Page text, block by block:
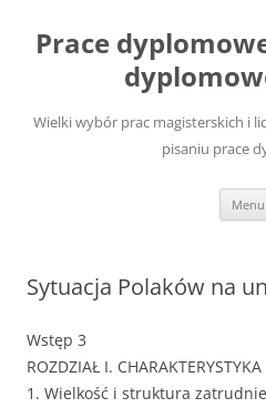
treści
Prace
Wielki wybór prac magisterskich i
pisaniu prace
Menu
Sytuacja Polaków na
Wstęp 3
ROZDZIAŁ I.
1. Wielkość i struktura